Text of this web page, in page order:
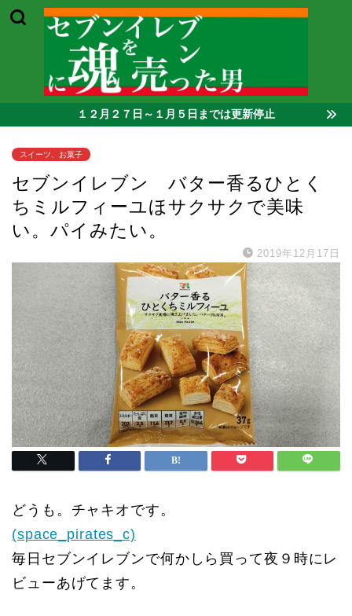
１２月２７日～１月５日までは更新停止
スイーツ、お菓子
セブンイレブン バター香るひとく
ちミルフィーユほサクサクで美味
い。パイみたい。
2019年12月17日
どうも。チャキオです。
(space_pirates_c)
毎日セブンイレブンで何かしら買って夜９時にレ
ビューあげてます。